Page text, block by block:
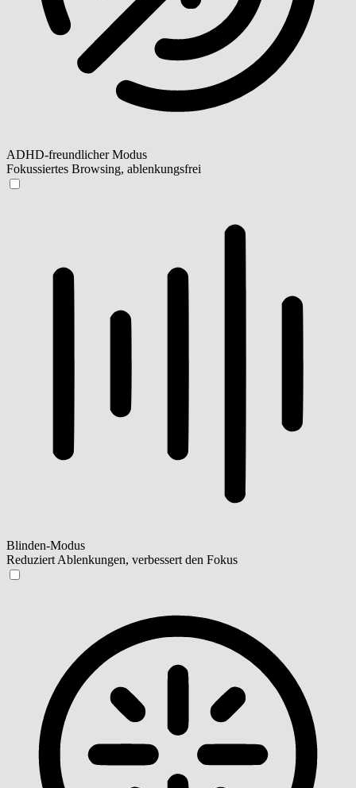
ADHD-freundlicher Modus
Fokussiertes Browsing, ablenkungsfrei
Blinden-Modus
Reduziert Ablenkungen, verbessert den Fokus